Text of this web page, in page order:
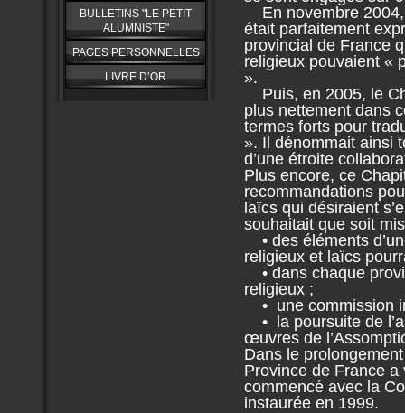
BULLETINS "LE PETIT
ALUMNISTE"
PAGES PERSONNELLES
LIVRE D’OR
En novembre 2004,
était parfaitement
provincial de France
religieux pouvaient «
».
Puis, en 2005, le
plus nettement dans
termes forts pour
». Il dénommait ainsi
d’une étroite
Plus encore, ce
recommandations
laïcs qui désiraient
souhaitait que soit
• des éléments
religieux et laïcs
• dans chaque
religieux ;
• une commission
• la poursuite de
œuvres de
Dans le
Province de France
commencé avec la
instaurée en 1999.